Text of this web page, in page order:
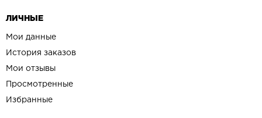
ЛИЧНЫЕ
Мои данные
История заказов
Мои отзывы
Просмотренные
Избранные